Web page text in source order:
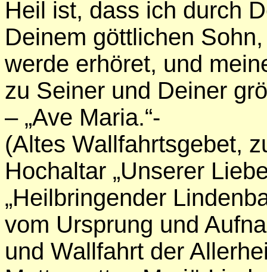
Heil ist, dass ich durch
Deinem göttlichen
werde erhöret, und
zu Seiner und Deiner
– „Ave Maria.“-
(Altes Wallfahrtsgebet,
Hochaltar „Unserer
„Heilbringender
vom Ursprung und
und Wallfahrt der